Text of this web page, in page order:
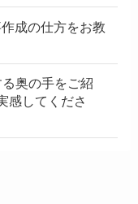
成の仕方をお教
奥の手をご紹
感してくださ